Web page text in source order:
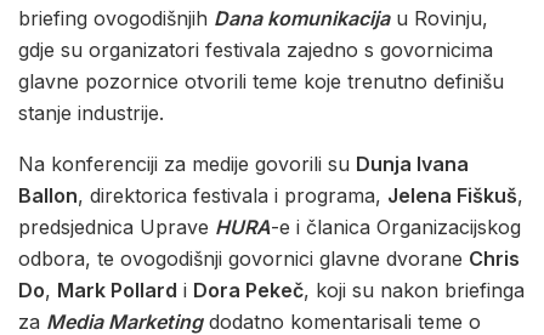
briefing ovogodišnjih Dana komunikacijau Rovinju,
gdje su organizatori festivala zajedno s govornicima
glavne pozornice otvorili teme koje trenutno definišu
stanje industrije.
Na konferenciji za medije govorili su Dunja Ivana
Ballon, direktorica festivala i programa, Jelena Fiškuš,
predsjednica Uprave HURA-e i članica Organizacijskog
odbora, te ovogodišnji govornici glavne dvorane Chris
Do, Mark Pollard i Dora Pekeč, koji su nakon briefinga
za Media Marketing dodatno komentarisali teme o